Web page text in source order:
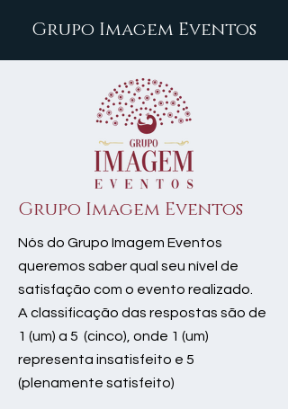
Grupo Imagem Eventos
Grupo Imagem Eventos
Nós do Grupo Imagem Eventos
queremos saber qual seu nível de
satisfação com o evento realizado.
A classificação das respostas são de
1 (um) a 5 (cinco), onde 1 (um)
representa insatisfeito e 5
(plenamente satisfeito)